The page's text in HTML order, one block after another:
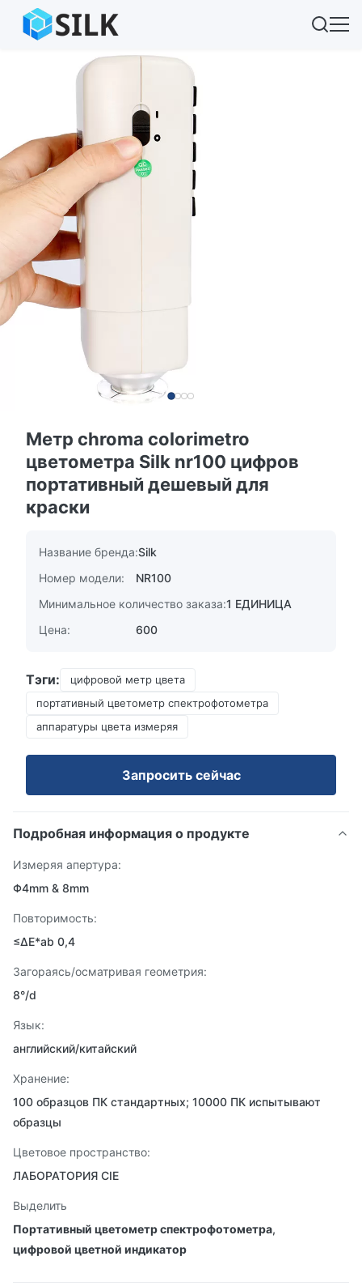
Метр chroma colorimetro
цветометра Silk nr100 цифров
портативный дешевый для
краски
Название бренда:Silk
Номер модели:
NR100
Минимальное количество заказа:1 ЕДИНИЦА
Цена:
600
Тэги:
цифровой метр цвета
портативный цветометр спектрофотометра
аппаратуры цвета измеряя
Запросить сейчас
Подробная информация о продукте
Измеряя апертура:
Φ4mm & 8mm
Повторимость:
≤ΔE*ab 0,4
Загораясь/осматривая геометрия:
8°/d
Язык:
английский/китайский
Хранение:
100 образцов ПК стандартных; 10000 ПК испытывают
образцы
Цветовое пространство:
ЛАБОРАТОРИЯ CIE
Выделить
Портативный цветометр спектрофотометра,
цифровой цветной индикатор